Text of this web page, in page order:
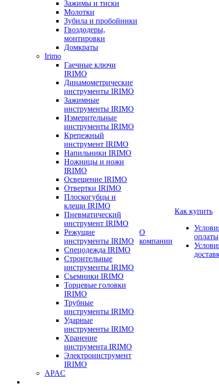
Зажимы и тиски
Молотки
Зубила и пробойники
Гвоздодеры,
монтировки
Домкраты
Irimo
Гаечные ключи
IRIMO
Динамометрические
инструменты IRIMO
Зажимные
инструменты IRIMO
Измерительные
инструменты IRIMO
Крепежный
инструмент IRIMO
Напильники IRIMO
Ножницы и ножи
IRIMO
Освещение IRIMO
Отвертки IRIMO
Плоскогубцы и
клещи IRIMO
Пневматический
инструмент IRIMO
Режущие
инструменты IRIMO
Спецодежда IRIMO
Строительные
инструменты IRIMO
Съемники IRIMO
Торцевые головки
IRIMO
Трубные
инструменты IRIMO
Ударные
инструменты IRIMO
Хранение
инструмента IRIMO
Электроинструмент
IRIMO
APAC
О
компании
Как купить
оплаты